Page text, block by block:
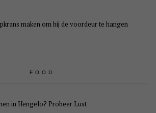
maken om bij de voordeur te hangen
FOOD
in Hengelo? Probeer Lust